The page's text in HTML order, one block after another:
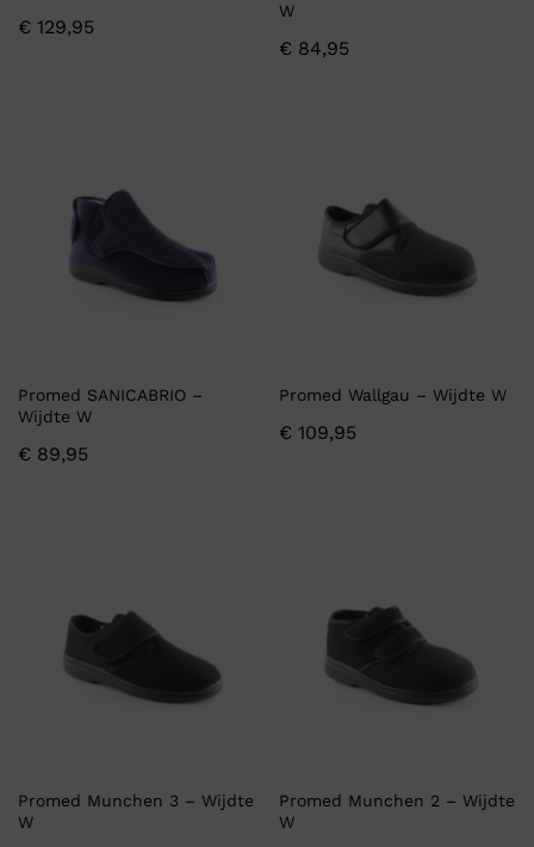
€ 129,95
W
€ 84,95
Promed SANICABRIO –
Wijdte W
€ 89,95
Promed Wallgau – Wijdte W
€ 109,95
Promed Munchen 3 – Wijdte
W
Promed Munchen 2 – Wijdte
W